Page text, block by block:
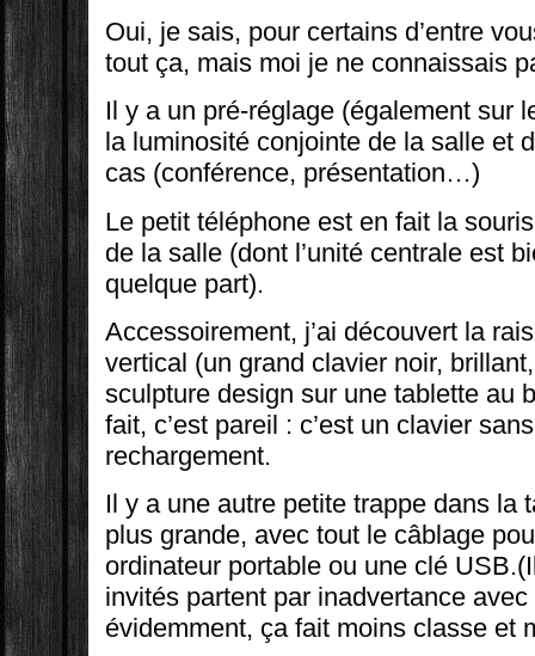
Oui, je sais, pour certains d’entre
tout ça, mais moi je ne connaissais
Il y a un pré-réglage (également sur
la luminosité conjointe de la salle et
cas (conférence, présentation…)
Le petit téléphone est en fait la
de la salle (dont l’unité centrale est
quelque part).
Accessoirement, j’ai découvert la
vertical (un grand clavier noir,
sculpture design sur une tablette au
fait, c’est pareil : c’est un clavier
rechargement.
Il y a une autre petite trappe dans la
plus grande, avec tout le câblage
ordinateur portable ou une clé
invités partent par inadvertance
évidemment, ça fait moins classe et